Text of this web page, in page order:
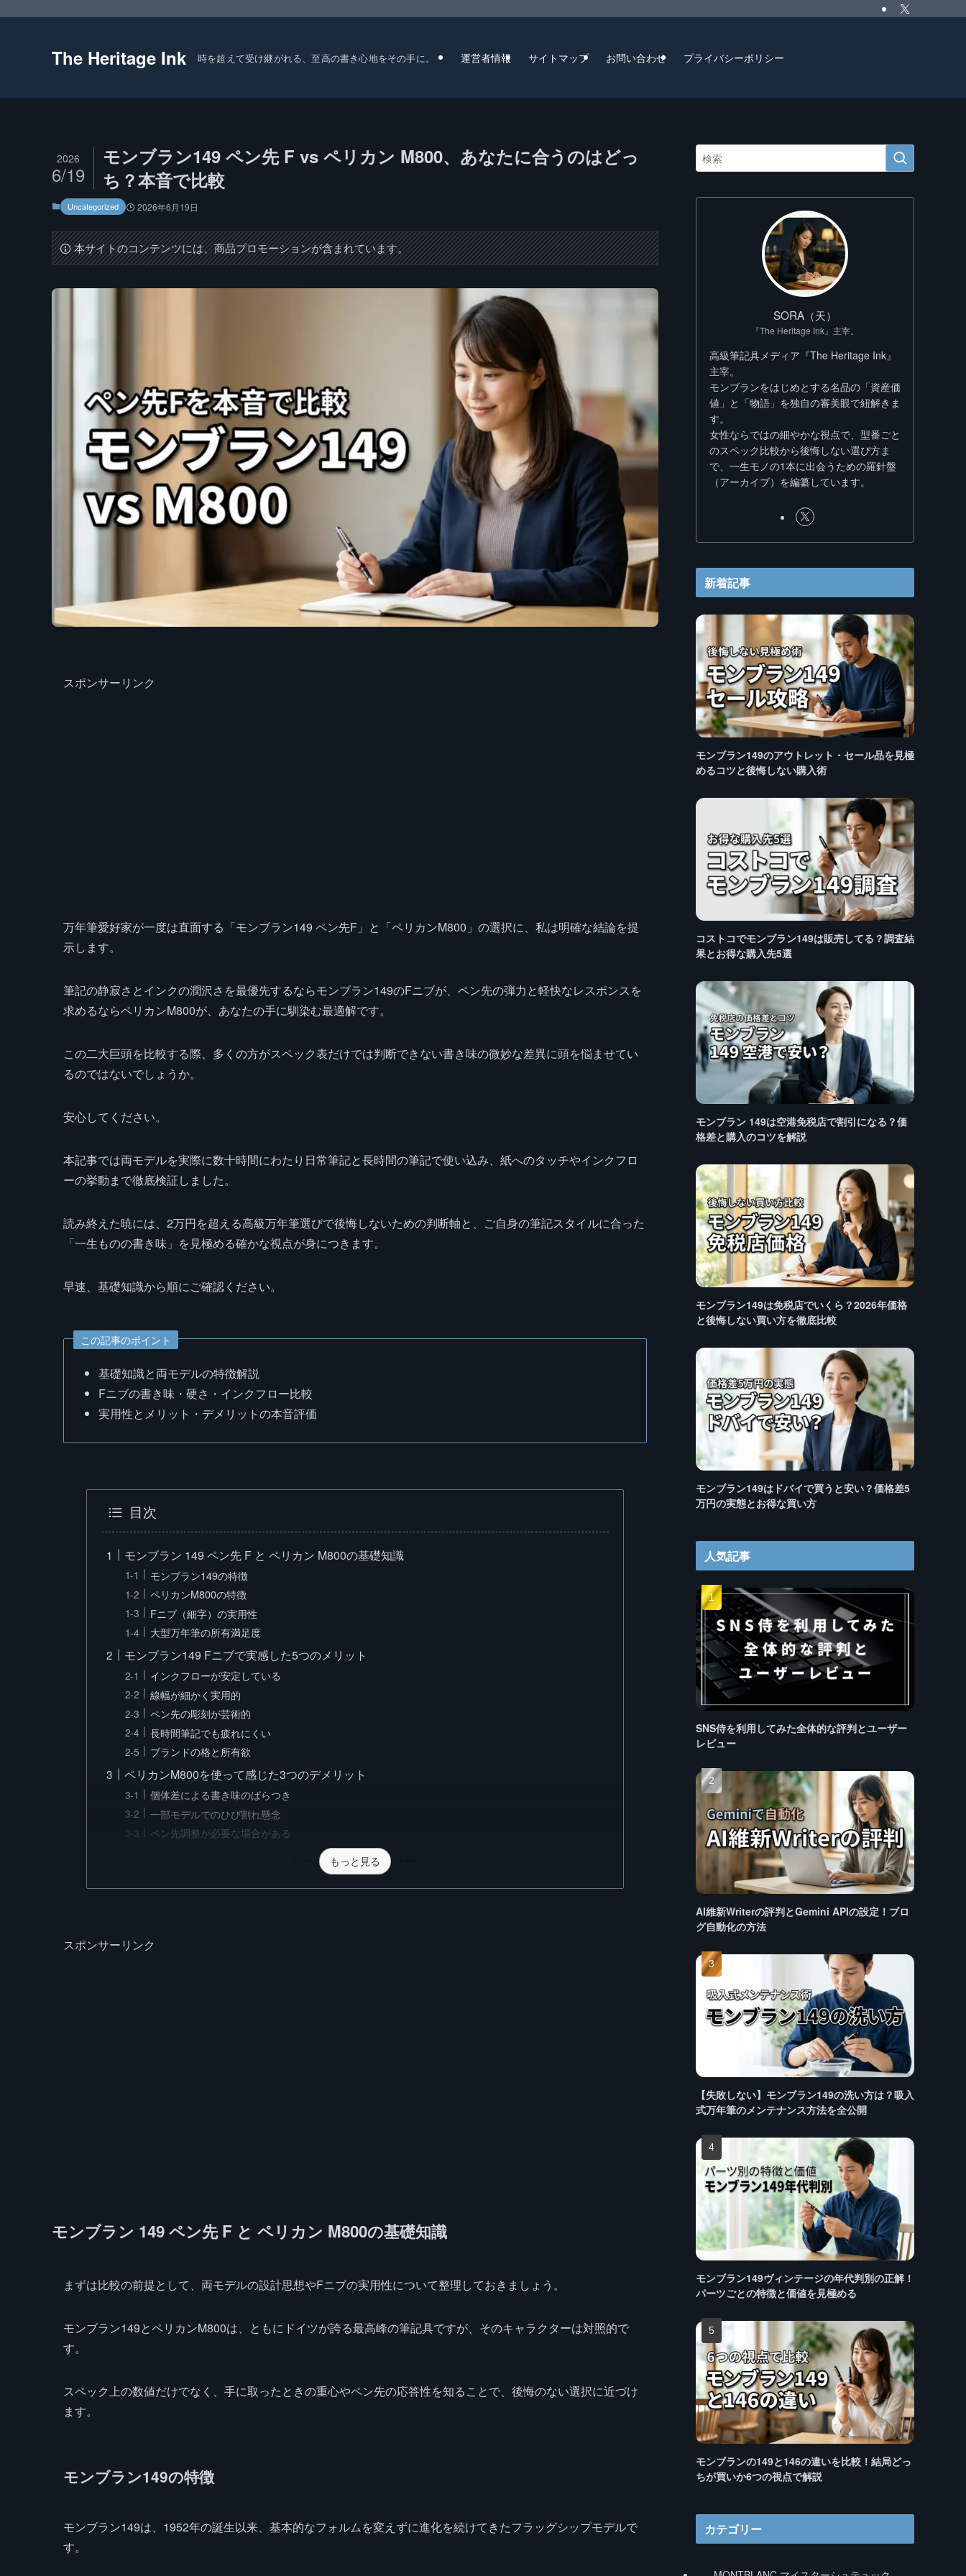
The Heritage Ink 時を超えて受け継がれる、至高の書き心地をその手に。 運営者情報 サイトマップ お問い合わせ プライバシーポリシー
モンブラン149 ペン先 F vs ペリカン M800、あなたに合うのはどっ
ち？本音で比較
2026
6/19
Uncategorized 2026年6月19日
本サイトのコンテンツには、商品プロモーションが含まれています。
スポンサーリンク
万年筆愛好家が一度は直面する「モンブラン149 ペン先F」と「ペリカンM800」の選択に、私は明確な結論を提
示します。
筆記の静寂さとインクの潤沢さを最優先するならモンブラン149のFニブが、ペン先の弾力と軽快なレスポンスを
求めるならペリカンM800が、あなたの手に馴染む最適解です。
この二大巨頭を比較する際、多くの方がスペック表だけでは判断できない書き味の微妙な差異に頭を悩ませてい
るのではないでしょうか。
安心してください。
本記事では両モデルを実際に数十時間にわたり日常筆記と長時間の筆記で使い込み、紙へのタッチやインクフロ
ーの挙動まで徹底検証しました。
読み終えた暁には、2万円を超える高級万年筆選びで後悔しないための判断軸と、ご自身の筆記スタイルに合った
「一生ものの書き味」を見極める確かな視点が身につきます。
早速、基礎知識から順にご確認ください。
この記事のポイント
基礎知識と両モデルの特徴解説
Fニブの書き味・硬さ・インクフロー比較
実用性とメリット・デメリットの本音評価
目次
モンブラン 149 ペン先 F と ペリカン M800の基礎知識
モンブラン149の特徴
ペリカンM800の特徴
Fニブ（細字）の実用性
大型万年筆の所有満足度
モンブラン149 Fニブで実感した5つのメリット
インクフローが安定している
線幅が細かく実用的
ペン先の彫刻が芸術的
長時間筆記でも疲れにくい
ブランドの格と所有欲
ペリカンM800を使って感じた3つのデメリット
個体差による書き味のばらつき
一部モデルでのひび割れ懸念
ペン先調整が必要な場合がある
もっと見る
スポンサーリンク
モンブラン 149 ペン先 F と ペリカン M800の基礎知識
まずは比較の前提として、両モデルの設計思想やFニブの実用性について整理しておきましょう。
モンブラン149とペリカンM800は、ともにドイツが誇る最高峰の筆記具ですが、そのキャラクターは対照的で
す。
スペック上の数値だけでなく、手に取ったときの重心やペン先の応答性を知ることで、後悔のない選択に近づけ
ます。
モンブラン149の特徴
モンブラン149は、1952年の誕生以来、基本的なフォルムを変えずに進化を続けてきたフラッグシップモデルで
す。
SORA（天）
『The Heritage Ink』主宰。
高級筆記具メディア『The Heritage Ink』
主宰。
モンブランをはじめとする名品の「資産価
値」と「物語」を独自の審美眼で紐解きま
す。
女性ならではの細やかな視点で、型番ごと
のスペック比較から後悔しない選び方ま
で、一生モノの1本に出会うための羅針盤
（アーカイブ）を編纂しています。
新着記事
モンブラン149のアウトレット・セール品を見極
めるコツと後悔しない購入術
コストコでモンブラン149は販売してる？調査結
果とお得な購入先5選
モンブラン 149は空港免税店で割引になる？価
格差と購入のコツを解説
モンブラン149は免税店でいくら？2026年価格
と後悔しない買い方を徹底比較
モンブラン149はドバイで買うと安い？価格差5
万円の実態とお得な買い方
人気記事
SNS侍を利用してみた全体的な評判とユーザー
レビュー
AI維新Writerの評判とGemini APIの設定！ブロ
グ自動化の方法
【失敗しない】モンブラン149の洗い方は？吸入
式万年筆のメンテナンス方法を全公開
モンブラン149ヴィンテージの年代判別の正解！
パーツごとの特徴と価値を見極める
モンブランの149と146の違いを比較！結局どっ
ちが買いか6つの視点で解説
カテゴリー